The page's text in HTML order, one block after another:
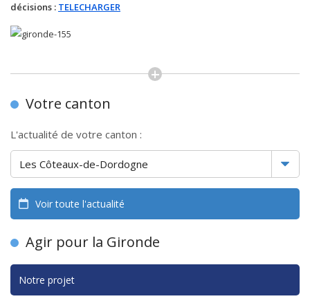
décisions : TELECHARGER
Votre canton
L'actualité de votre canton :
Voir toute l'actualité
Agir pour la Gironde
Notre projet